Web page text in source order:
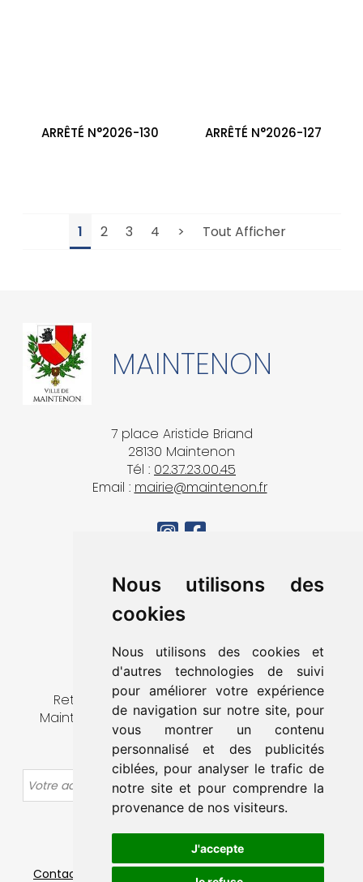
Nous utilisons des
cookies
Nous utilisons des cookies et
d'autres technologies de suivi
pour améliorer votre expérience
de navigation sur notre site, pour
vous montrer un contenu
personnalisé et des publicités
ciblées, pour analyser le trafic de
notre site et pour comprendre la
provenance de nos visiteurs.
J'accepte
ARRÊTÉ N°2026-130 ARRÊTÉ N°2026-127
1 2 3 4 > Tout Afficher
MAINTENON
7 place Aristide Briand
28130 Maintenon
Tél : 02.37.23.00.45
Email : mairie@maintenon.fr
MA VILLE
VIVRE À MAINTENON
DÉCOUVRIR & SORTIR
CONTACT
Retrouvez toute l’actualité de la ville de
Maintenon en vous abonnant à notre lettre
d’information.
OK
Contact - Plan du site